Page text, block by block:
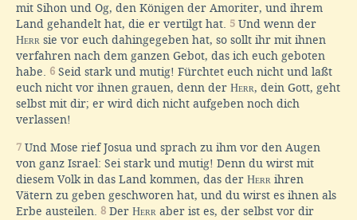
mit Sihon und Og, den Königen der Amoriter, und ihrem
Land gehandelt hat, die er vertilgt hat. 5 Und wenn der
Herr sie vor euch dahingegeben hat, so sollt ihr mit ihnen
verfahren nach dem ganzen Gebot, das ich euch geboten
habe. 6 Seid stark und mutig! Fürchtet euch nicht und laßt
euch nicht vor ihnen grauen, denn der Herr, dein Gott, geht
selbst mit dir; er wird dich nicht aufgeben noch dich
verlassen!
7 Und Mose rief Josua und sprach zu ihm vor den Augen
von ganz Israel: Sei stark und mutig! Denn du wirst mit
diesem Volk in das Land kommen, das der Herr ihren
Vätern zu geben geschworen hat, und du wirst es ihnen als
Erbe austeilen. 8 Der Herr aber ist es, der selbst vor dir